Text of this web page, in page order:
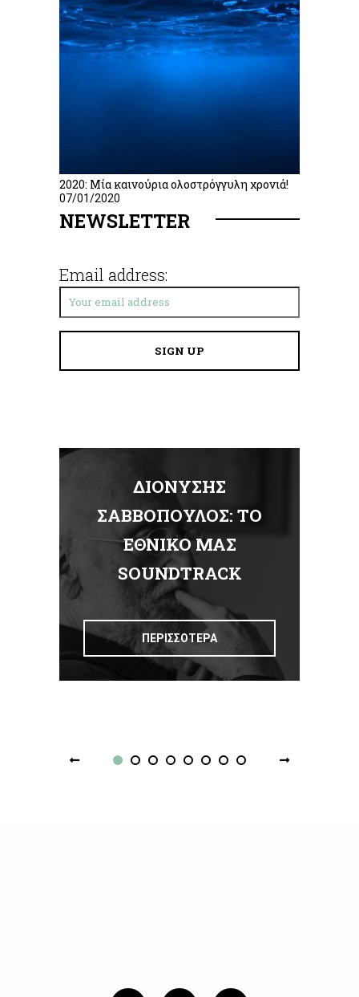
2020: Μία καινούρια ολοστρόγγυλη χρονιά!
07/01/2020
NEWSLETTER
Email address:
ΔΙΟΝΥΣΗΣ
ΣΑΒΒΟΠΟΥΛΟΣ: ΤΟ
ΕΘΝΙΚΟ ΜΑΣ
SOUNDTRACK
ΠΕΡΙΣΣΟΤΕΡΑ